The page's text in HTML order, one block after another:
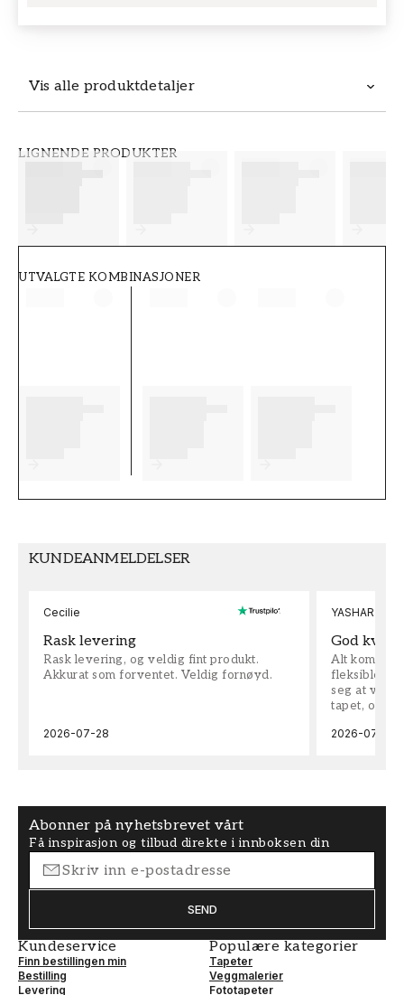
Vis alle produktdetaljer
LIGNENDE PRODUKTER
UTVALGTE KOMBINASJONER
KUNDEANMELDELSER
Cecilie
Rask levering
Rask levering, og veldig fint produkt.
Akkurat som forventet. Veldig fornøyd.
2026-07-28
YASHAR
God
Alt kom
fleksible på
seg at vi
tapet, og
2026-07-04
Abonner på nyhetsbrevet vårt
Få inspirasjon og tilbud direkte i innboksen din
SEND
Kundeservice
Finn bestillingen min
Bestilling
Levering
Populære kategorier
Tapeter
Veggmalerier
Fototapeter